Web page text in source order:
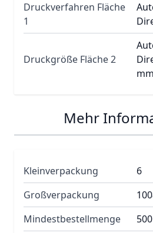
Druckverfahren Fläche
1
Druckgröße Fläche 2
mm
Mehr
Kleinverpackung
6
Großverpackung
Mindestbestellmenge
500